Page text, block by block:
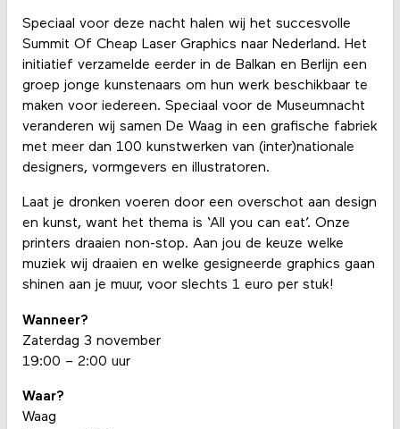
Speciaal voor deze nacht halen wij het succesvolle
Summit Of Cheap Laser Graphics naar Nederland. Het
initiatief verzamelde eerder in de Balkan en Berlijn een
groep jonge kunstenaars om hun werk beschikbaar te
maken voor iedereen. Speciaal voor de Museumnacht
veranderen wij samen De Waag in een grafische fabriek
met meer dan 100 kunstwerken van (inter)nationale
designers, vormgevers en illustratoren.
Laat je dronken voeren door een overschot aan design
en kunst, want het thema is ‘All you can eat’. Onze
printers draaien non-stop. Aan jou de keuze welke
muziek wij draaien en welke gesigneerde graphics gaan
shinen aan je muur, voor slechts 1 euro per stuk!
Wanneer?
Zaterdag 3 november
19:00 – 2:00 uur
Waar?
Waag